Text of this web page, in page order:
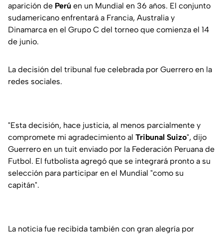
aparición de Perú en un Mundial en 36 años. El conjunto
sudamericano enfrentará a Francia, Australia y
Dinamarca en el Grupo C del torneo que comienza el 14
de junio.
La decisión del tribunal fue celebrada por Guerrero en la
redes sociales.
"Esta decisión, hace justicia, al menos parcialmente y
compromete mi agradecimiento al Tribunal Suizo", dijo
Guerrero en un tuit enviado por la Federación Peruana de
Futbol. El futbolista agregó que se integrará pronto a su
selección para participar en el Mundial "como su
capitán".
La noticia fue recibida también con gran alegría por